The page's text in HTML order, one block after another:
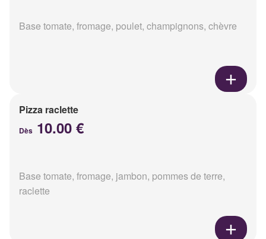
Base tomate, fromage, poulet, champignons, chèvre
Pizza raclette
Dès 10.00 €
Base tomate, fromage, jambon, pommes de terre,
raclette